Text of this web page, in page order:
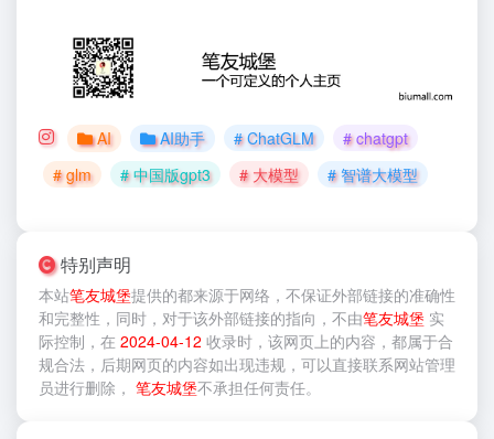
AI AI助手 # ChatGLM
# chatgpt
# glm
# 中国版gpt3 # 大模型 # 智谱大模型
特别声明
本站笔友城堡提供的都来源于网络，不保证外部链接的准确性
和完整性，同时，对于该外部链接的指向，不由笔友城堡 实
际控制，在 2024-04-12 收录时，该网页上的内容，都属于合
规合法，后期网页的内容如出现违规，可以直接联系网站管理
员进行删除， 笔友城堡不承担任何责任。